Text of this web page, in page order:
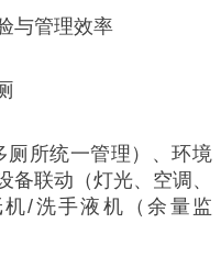
与管理效率
厕所统一管理）、环境
联动（灯光、空调、
/洗手液机（余量监